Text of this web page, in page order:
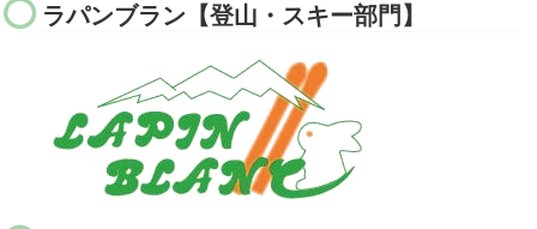
ラパンブラン【登山・スキー部門】